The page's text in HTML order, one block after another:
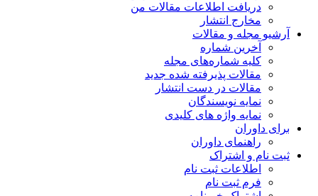
دریافت اطلاعات مقالات من
مخارج انتشار
آرشیو مجله و مقالات
آخرین شماره
کلیه شماره‌های مجله
مقالات پذیرفته شده جدید
مقالات در دست انتشار
نمایه نویسندگان
نمایه واژه های کلیدی
برای داوران
راهنمای داوران
ثبت نام و اشتراک
اطلاعات ثبت نام
فرم ثبت نام